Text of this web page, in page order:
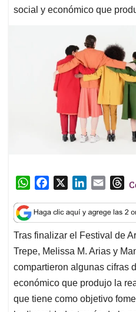
social y económico que
W
a
t
s
A
p
p
c
e
b
o
o
k
n
k
e
d
I
n
a
i
l
T
r
e
a
d
s
Tras finalizar el Festival de
Trepe, Melissa M. Arias y
compartieron algunas cifras
económico que produjo la
que tiene como objetivo